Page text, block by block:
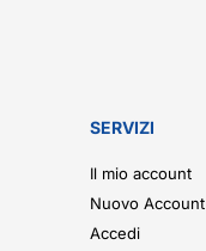
SERVIZI
Il mio account
Nuovo Account
Accedi